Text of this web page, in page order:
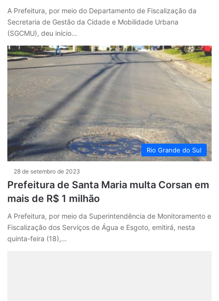
A Prefeitura, por meio do Departamento de Fiscalização da
Secretaria de Gestão da Cidade e Mobilidade Urbana
(SGCMU), deu início…
Rio Grande do Sul
28 de setembro de 2023
Prefeitura de Santa Maria multa Corsan em
mais de R$ 1 milhão
A Prefeitura, por meio da Superintendência de Monitoramento e
Fiscalização dos Serviços de Água e Esgoto, emitirá, nesta
quinta-feira (18),…